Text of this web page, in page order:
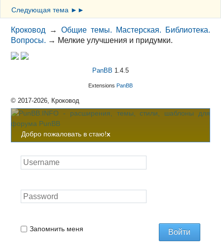
Следующая тема ►►
Кроковод →Общие темы. Мастерская. Библиотека.
Вопросы. → Мелкие улучшения и придумки.
PanBB 1.4.5
Extensions PanBB
© 2017-2026, Кроковод
Добро пожаловать в стаю!x
Запомнить меня